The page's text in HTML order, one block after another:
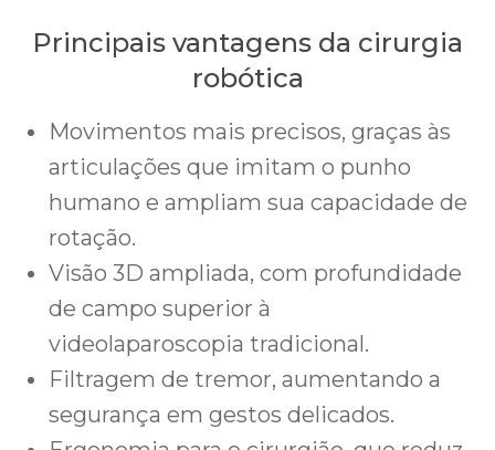
Principais vantagens da cirurgia
robótica
Movimentos mais precisos, graças às
articulações que imitam o punho
humano e ampliam sua capacidade de
rotação.
Visão 3D ampliada, com profundidade
de campo superior à
videolaparoscopia tradicional.
Filtragem de tremor, aumentando a
segurança em gestos delicados.